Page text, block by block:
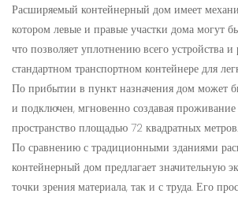
Расширяемый контейнерный дом имеет
котором левые и правые участки дома могут
что позволяет уплотнению всего устройства
стандартном транспортном контейнере для
По прибытии в пункт назначения дом может
и подключен, мгновенно создавая
пространство площадью 72 квадратных метров.
По сравнению с традиционными зданиями
контейнерный дом предлагает значительную
точки зрения материала, так и с труда. Его